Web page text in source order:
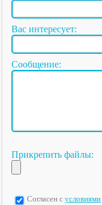
Вас интересует:
Сообщение:
Прикрепить файлы:
Согласен с условиями